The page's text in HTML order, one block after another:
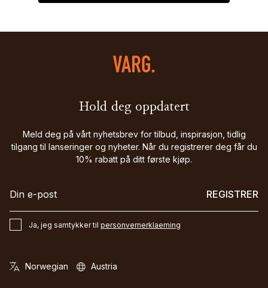
Hold deg oppdatert
Meld deg på vårt nyhetsbrev for tilbud, inspirasjon, tidlig
tilgang til lanseringer og nyheter. Når du registrerer deg får du
10% rabatt på ditt første kjøp.
REGISTRER
Ja, jeg samtykker til personvernerklaerning